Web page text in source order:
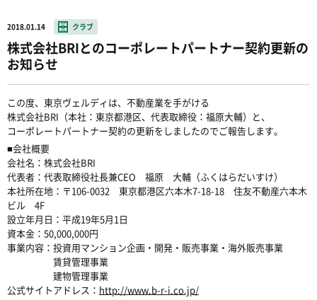
2018.01.14 クラブ
株式会社BRIとのコーポレートパートナー契約更新の
お知らせ
この度、東京ヴェルディは、不動産業を手がける
株式会社BRI（本社：東京都港区、代表取締役：福原大輔）と、
コーポレートパートナー契約の更新をしましたのでご報告します。
■会社概要
会社名：株式会社BRI
代表者：代表取締役社長兼CEO 福原 大輔（ふくはらだいすけ）
本社所在地：〒106-0032 東京都港区六本木7-18-18 住友不動産六本木
ビル 4F
設立年月日：平成19年5月1日
資本金：50,000,000円
事業内容：投資用マンション企画・開発・販売事業・海外販売事業
賃貸管理事業
建物管理事業
公式サイトアドレス： http://www.b-r-i.co.jp/